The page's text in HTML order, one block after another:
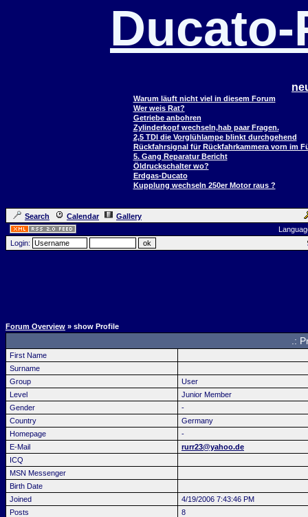
Warum läuft nicht viel in diesem Forum
Wer weis Rat?
Getriebe anbohren
Zylinderkopf wechseln,hab paar Fragen.
2,5 TDI die Vorglühlampe blinkt durchgehend
Rückfahrsignal für Rückfahrkammera vorn im
5. Gang Reparatur Bericht
Öldruckschalter wo?
Erdgas-Ducato
Kupplung wechseln 250er Motor raus ?
Search Calendar
Gallery
Login:
Forum Overview » show Profile
.:
First Name
Surname
Group
User
Level
Junior Member
Gender
-
Country
Germany
Homepage
-
E-Mail
rurr23@yahoo.de
ICQ
MSN Messenger
Birth Date
Joined
4/19/2006 7:43:46 PM
Posts
8